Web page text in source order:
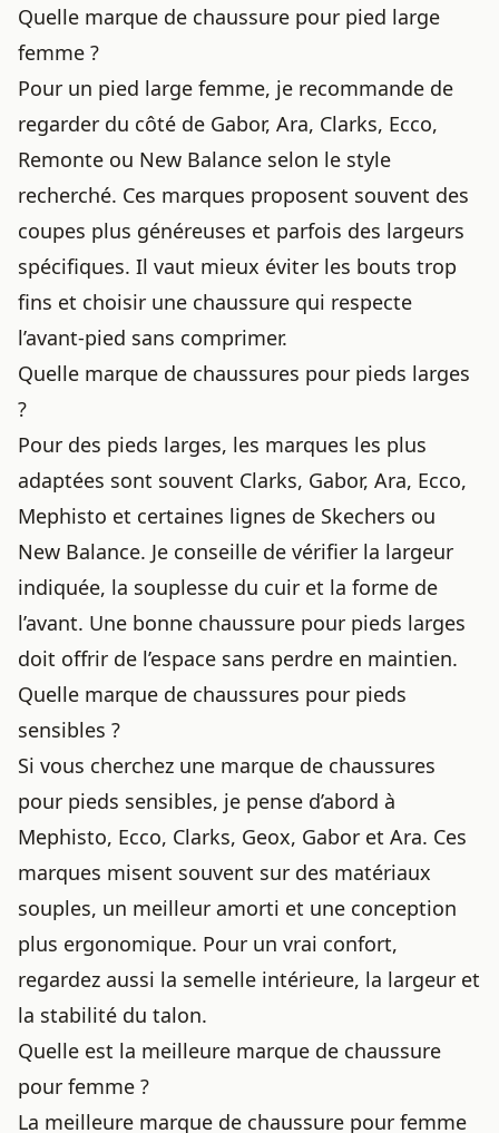
Quelle marque de chaussure pour pied large
femme ?
Pour un pied large femme, je recommande de
regarder du côté de Gabor, Ara, Clarks, Ecco,
Remonte ou New Balance selon le style
recherché. Ces marques proposent souvent des
coupes plus généreuses et parfois des largeurs
spécifiques. Il vaut mieux éviter les bouts trop
fins et choisir une chaussure qui respecte
l’avant-pied sans comprimer.
Quelle marque de chaussures pour pieds larges
?
Pour des pieds larges, les marques les plus
adaptées sont souvent Clarks, Gabor, Ara, Ecco,
Mephisto et certaines lignes de Skechers ou
New Balance. Je conseille de vérifier la largeur
indiquée, la souplesse du cuir et la forme de
l’avant. Une bonne chaussure pour pieds larges
doit offrir de l’espace sans perdre en maintien.
Quelle marque de chaussures pour pieds
sensibles ?
Si vous cherchez une marque de chaussures
pour pieds sensibles, je pense d’abord à
Mephisto, Ecco, Clarks, Geox, Gabor et Ara. Ces
marques misent souvent sur des matériaux
souples, un meilleur amorti et une conception
plus ergonomique. Pour un vrai confort,
regardez aussi la semelle intérieure, la largeur et
la stabilité du talon.
Quelle est la meilleure marque de chaussure
pour femme ?
La meilleure marque de chaussure pour femme